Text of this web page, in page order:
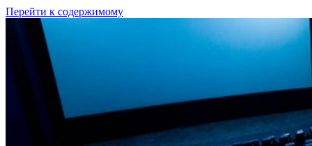
Перейти к содержимому